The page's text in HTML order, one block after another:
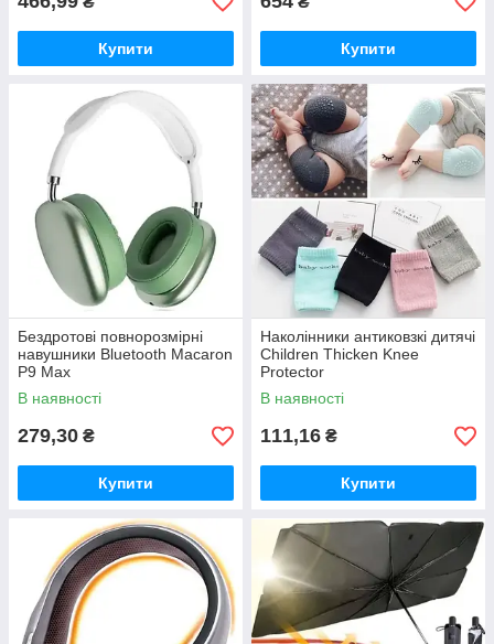
Купити Купити
Бездротові повнорозмірні
навушники Bluetooth Macaron
P9 Max
В наявності
279,30 ₴
Купити
Наколінники антиковзкі дитячі
Children Thicken Knee
Protector
В наявності
111,16 ₴
Купити